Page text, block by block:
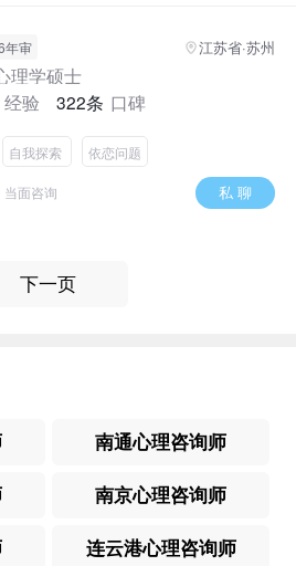
年审 江苏省·苏州
理学硕士
经验 322条 口碑
自我探索 依恋问题
当面咨询 私 聊
下一页
南通心理咨询师
南京心理咨询师
连云港心理咨询师